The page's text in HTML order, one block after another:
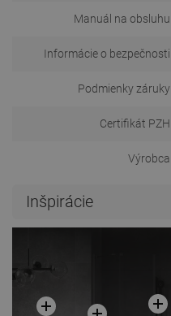
Manuál na obsluhu
Informácie o bezpečnosti
Podmienky záruky
Certifikát PZH
Výrobca
Inšpirácie